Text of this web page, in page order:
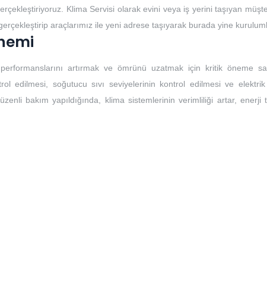
Klima Servisi olarak evini veya iş yerini taşıyan
araçlarımız ile yeni adrese taşıyarak burada yine
artırmak ve ömrünü uzatmak için kritik öneme
edilmesi, soğutucu sıvı seviyelerinin kontrol edilmesi ve elektrik
bakım yapıldığında, klima sistemlerinin verimliliği artar, enerji